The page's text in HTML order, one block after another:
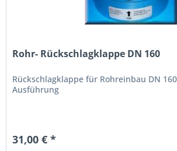
Rohr- Rückschlagklappe DN 160
Rückschlagklappe für Rohreinbau DN
Ausführung
31,00 € *